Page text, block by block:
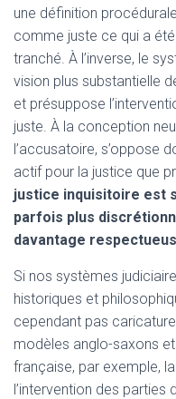
une définition
comme juste ce qui a
tranché. À l’inverse, le
vision plus substantielle
et présuppose
juste. À la conception
l’accusatoire, s’oppose
actif pour la justice que
justice inquisitoire est
parfois plus
davantage
Si nos systèmes
historiques et
cependant pas
modèles anglo-saxons
française, par exemple,
l’intervention des parties